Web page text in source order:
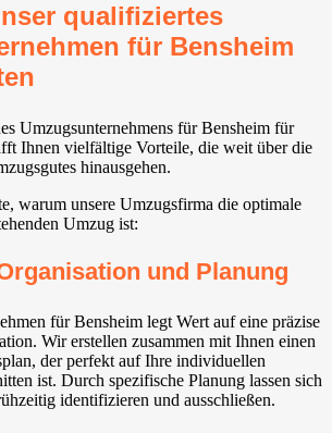
qualifiziertes
für Bensheim
Umzugsunternehmens für Bensheim für
Ihnen vielfältige Vorteile, die weit über die
hinausgehen.
warum unsere Umzugsfirma die optimale
Umzug ist:
und Planung
für Bensheim legt Wert auf eine präzise
Wir erstellen zusammen mit Ihnen einen
der perfekt auf Ihre individuellen
ist. Durch spezifische Planung lassen sich
identifizieren und ausschließen.